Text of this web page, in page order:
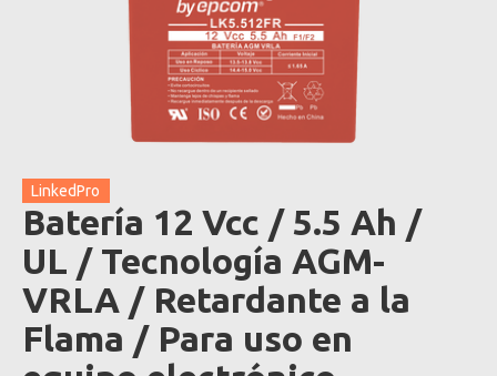
LinkedPro
Batería 12 Vcc / 5.5 Ah /
UL / Tecnología AGM-
VRLA / Retardante a la
Flama / Para uso en